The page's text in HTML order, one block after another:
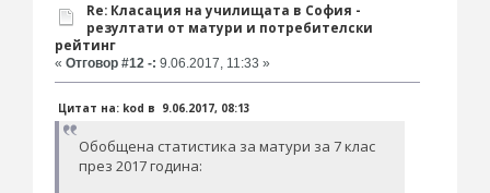
Re: Класация на училищата в София -
резултати от матури и потребителски
рейтинг
« Отговор #12 -: 9.06.2017, 11:33 »
Цитат на: kod в 9.06.2017, 08:13
Обобщена статистика за матури за 7 клас
през 2017 година: